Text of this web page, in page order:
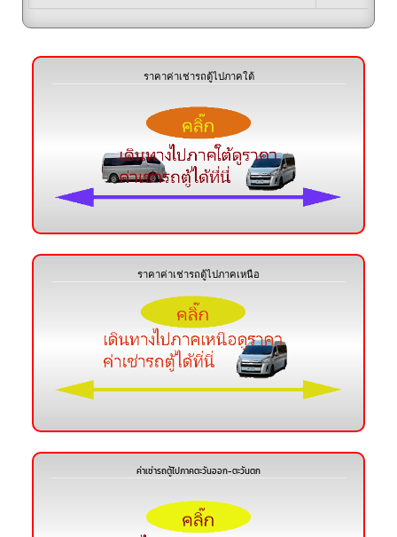
ราคาค่าเช่ารถตู้ไปภาคใต้
ราคาค่าเช่ารถตู้ไปภาคเหนือ
ค่าเช่ารถตู้ไปภาคตะวันออก-ตะวันตก